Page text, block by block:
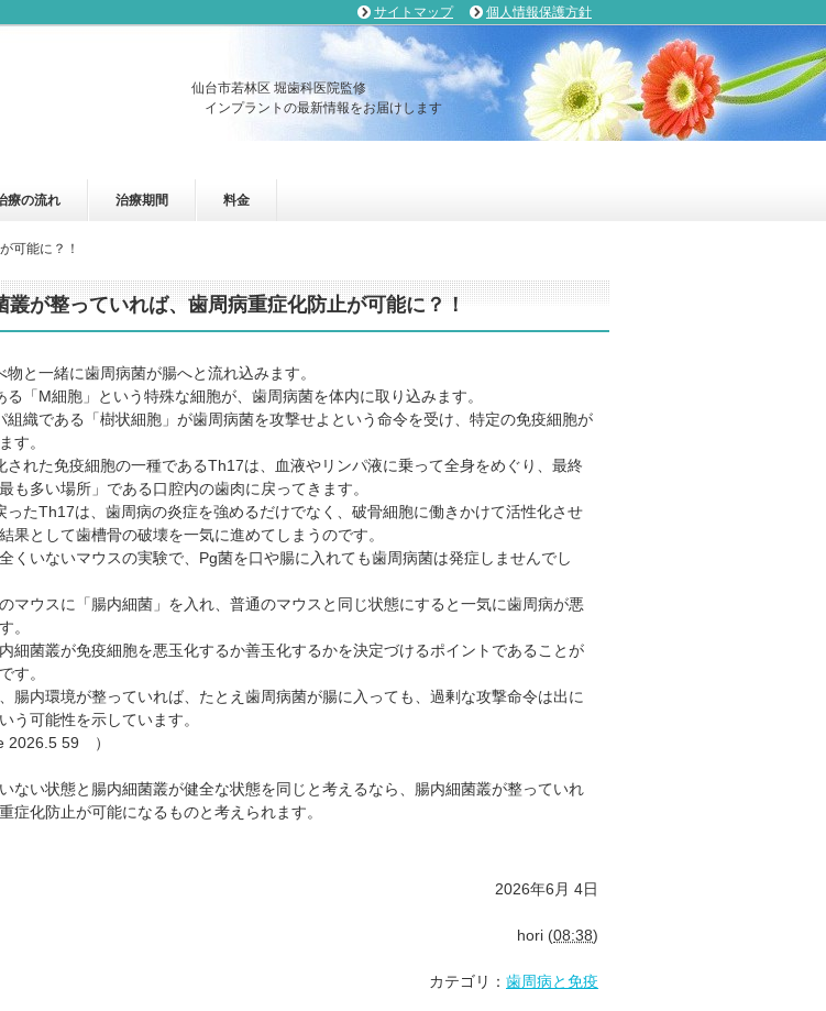
仙台市若林区 堀歯科医院監修
インプラントの最新情報をお届けします
療の流れ 治療期間 料金
可能に？！
叢が整っていれば、歯周病重症化防止が可能に？！
物と一緒に歯周病菌が腸へと流れ込みます。
る「M細胞」という特殊な細胞が、歯周病菌を体内に取り込みます。
組織である「樹状細胞」が歯周病菌を攻撃せよという命令を受け、特定の免疫細胞が
す。
された免疫細胞の一種であるTh17は、血液やリンパ液に乗って全身をめぐり、最終
も多い場所」である口腔内の歯肉に戻ってきます。
ったTh17は、歯周病の炎症を強めるだけでなく、破骨細胞に働きかけて活性化させ
果として歯槽骨の破壊を一気に進めてしまうのです。
くいないマウスの実験で、Pg菌を口や腸に入れても歯周病菌は発症しませんでし
マウスに「腸内細菌」を入れ、普通のマウスと同じ状態にすると一気に歯周病が悪
。
細菌叢が免疫細胞を悪玉化するか善玉化するかを決定づけるポイントであることが
す。
腸内環境が整っていれば、たとえ歯周病菌が腸に入っても、過剰な攻撃命令は出に
う可能性を示しています。
2026.5 59 ）
ない状態と腸内細菌叢が健全な状態を同じと考えるなら、腸内細菌叢が整っていれ
症化防止が可能になるものと考えられます。
2026年6月 4日
hori (08:38)
カテゴリ： 歯周病と免疫
サイトマップ 個人情報保護方針